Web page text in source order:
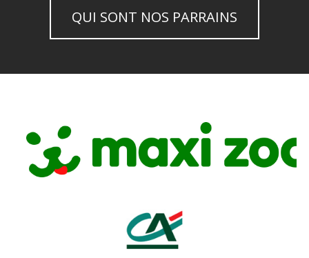
QUI SONT NOS PARRAINS